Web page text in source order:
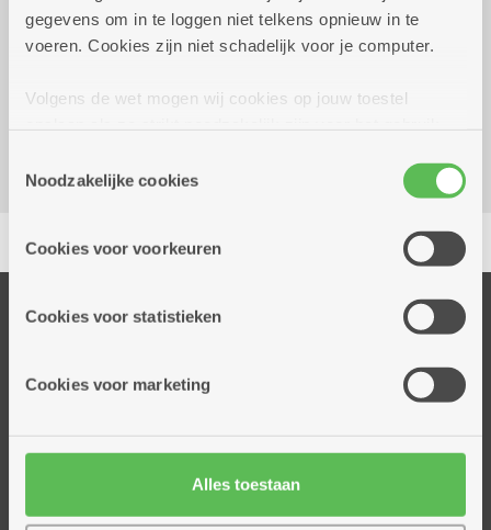
gegevens om in te loggen niet telkens opnieuw in te
voeren. Cookies zijn niet schadelijk voor je computer.
Volgens de wet mogen wij cookies op jouw toestel
cookies hebben we jouw toestemming nodig. Sommige
cookies worden geplaatst door derde partijen die een
informatie over jouw (geanonimiseerd) gebruik van onze
partners kunnen deze gegevens combineren met andere
Noodzakelijke cookies
Cookies voor voorkeuren
Cookies voor statistieken
Cookies voor marketing
Alles toestaan
5 euro per persoon - max. 4 personen per ploeg
Dienstencentrum De Brem
Onze diensten
Dienstencentra
Woonzorgcentra
Financieel comfort